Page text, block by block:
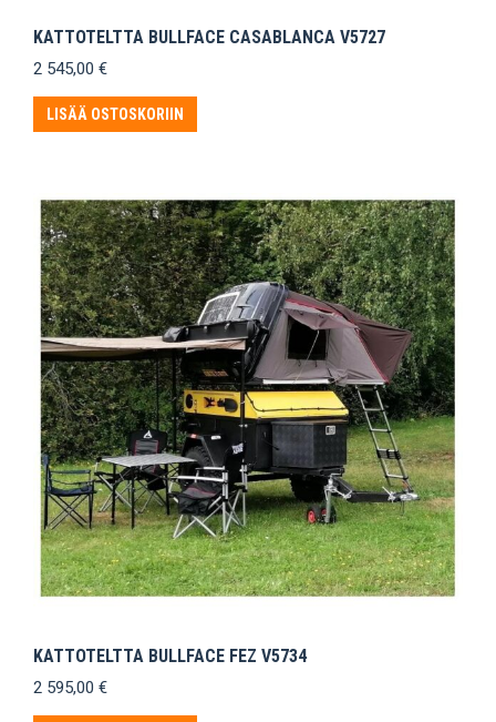
KATTOTELTTA BULLFACE CASABLANCA V5727
2 545,00 €
LISÄÄ OSTOSKORIIN
KATTOTELTTA BULLFACE FEZ V5734
2 595,00 €